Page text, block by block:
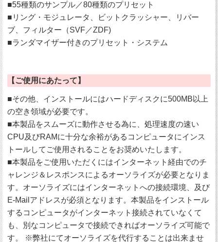
■55種類のサンプル／80種類のプリセット
■リング・モジュレータ、ビットクラッシャー、リバー
ブ、フィルター（SVF／ZDF)
■ランダマイザー付きのプリセット・システム
【ご使用にあたって】
■その他、インストールにはハードディスクに500MB以上
の空き領域が必要です。
■本製品をスムーズに動作させる為に、処理速度の速い
CPU及びRAMに十分な余裕があるコンピュータにインス
トールしてご使用されることをお奨めいたします。
■本製品をご使用いただくにはインターネット経由でのチ
ャレンジ＆レスポンスによるオーソライズが必要となりま
す。オーソライズにはインターネットへの接続環境、及び
E-Mailアドレスが必須となります。本製品をインストール
するコンピュータがインターネット接続されていなくて
も、別なコンピュータで接続できればオーソライズ可能で
す。 ※弊社にてオーソライズを代行することは出来ませ